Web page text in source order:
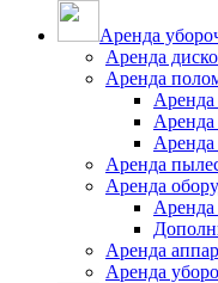
Аренда
Аренда
Аренда
Аренда
Аренда
Аренда
Аренда
Аренда